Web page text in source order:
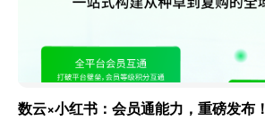
数云×小红书：会员通能力，重磅发布！